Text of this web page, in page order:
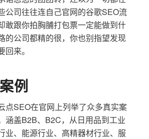
公司往往连自己官网的谷歌SEO流
敢跟你拍胸脯打包票一定能做到什
的公司都精的很，你也别指望发现
来。
例
点SEO在官网上列举了众多真实案
涵盖B2B、B2C，从日用品到工业
业、能源行业、高精器材行业、服